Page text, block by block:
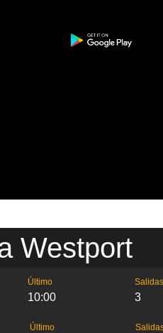
Westport
Último
10:00
Salidas
3
Último